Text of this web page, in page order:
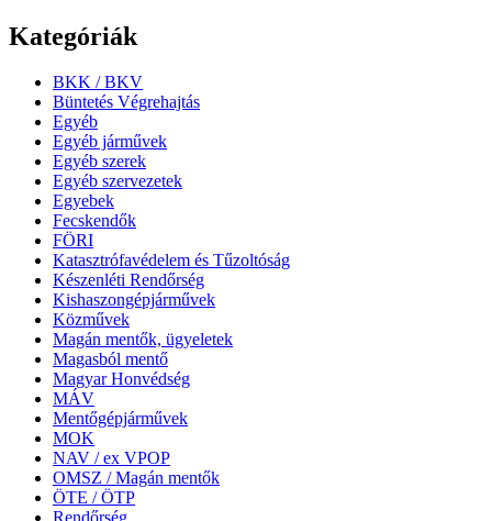
Kategóriák
BKK / BKV
Büntetés Végrehajtás
Egyéb
Egyéb járművek
Egyéb szerek
Egyéb szervezetek
Egyebek
Fecskendők
FÖRI
Katasztrófavédelem és Tűzoltóság
Készenléti Rendőrség
Kishaszongépjárművek
Közművek
Magán mentők, ügyeletek
Magasból mentő
Magyar Honvédség
MÁV
Mentőgépjárművek
MOK
NAV / ex VPOP
OMSZ / Magán mentők
ÖTE / ÖTP